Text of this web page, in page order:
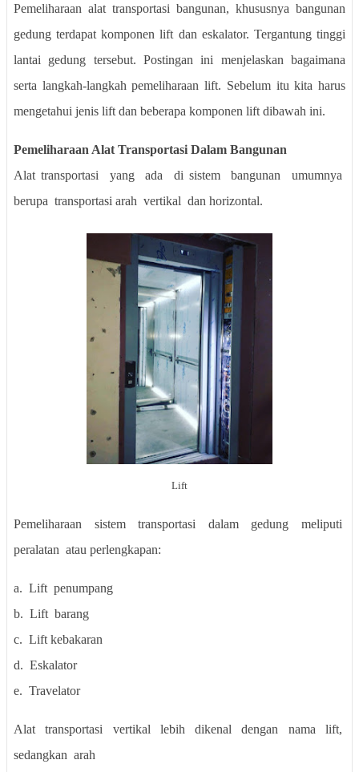
Pemeliharaan alat transportasi bangunan, khususnya bangunan
gedung terdapat komponen lift dan eskalator. Tergantung tinggi
lantai gedung tersebut. Postingan ini menjelaskan bagaimana
serta langkah-langkah pemeliharaan lift. Sebelum itu kita harus
mengetahui jenis lift dan beberapa komponen lift dibawah ini.
Pemeliharaan Alat Transportasi Dalam Bangunan
Alat transportasi
yang ada di sistem bangunan
umumnya
berupa transportasi arah vertikal dan horizontal.
Lift
Pemeliharaan sistem transportasi dalam gedung
meliputi
peralatan atau perlengkapan:
a. Lift penumpang
b. Lift barang
c. Lift kebakaran
d. Eskalator
e. Travelator
Alat transportasi vertikal lebih dikenal dengan nama
lift,
sedangkan arah